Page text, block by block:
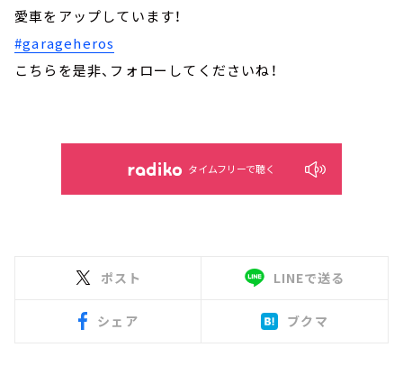
愛車をアップしています！
#garageheros
こちらを是非、フォローしてくださいね！
タイムフリーで聴く
ポスト LINEで送る
シェア ブクマ